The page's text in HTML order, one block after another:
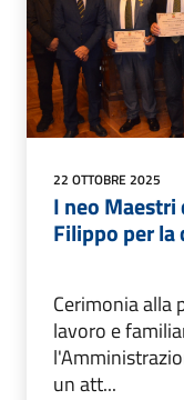
22 OTTOBRE 2025
I neo Maestri
Filippo per
Cerimonia alla
lavoro e
un att...